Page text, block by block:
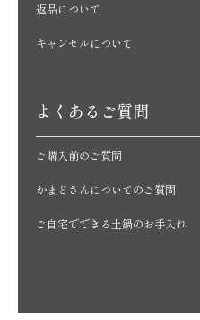
返品について
キャンセルについて
よくあるご質問
ご購入前のご質問
かまどさんについてのご質問
ご自宅でできる土鍋のお手入れ